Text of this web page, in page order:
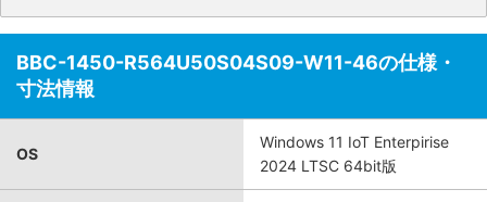
BBC-1450-R564U50S04S09-W11-46の仕様・
寸法情報
OS
Windows 11 IoT Enterpirise
2024 LTSC 64bit版